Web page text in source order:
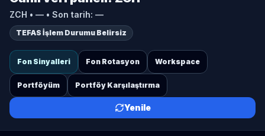
ZCH • — • Son tarih: —
TEFAS İşlem Durumu Belirsiz
Fon Sinyalleri Fon Rotasyon Workspace
Portföyüm Portföy Karşılaştırma
Yenile